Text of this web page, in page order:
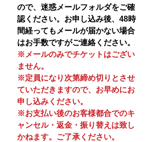
ので、迷惑メールフォルダをご確
認ください。お申し込み後、48時
間経ってもメールが届かない場合
はお手数ですがご連絡ください。
※メールのみでチケットはござい
ません。
※定員になり次第締め切りとさせ
ていただきますので、お早めにお
申し込みください。
※お支払い後のお客様都合でのキ
ャンセル・返金・振り替えは致し
かねます。ご了承ください。